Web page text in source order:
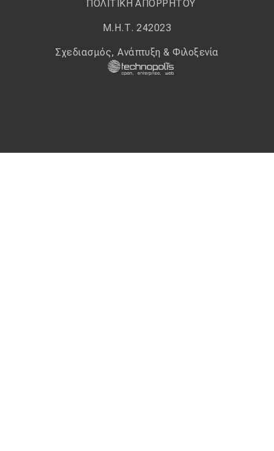
ΠΟΛΙΤΙΚΗ ΑΠΟΡΡΗΤΟΥ
Μ.Η.Τ. 242023
Σχεδιασμός, Ανάπτυξη & Φιλοξενία